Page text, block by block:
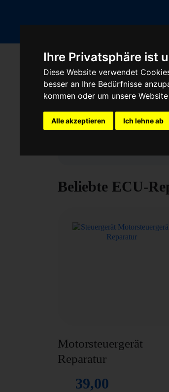
Ihre Privatsphäre ist
Diese Website verwendet
besser an Ihre Bedürfnisse
kommen oder um unsere
Alle akzeptieren Ich lehne ab
Beliebte ECU-
Motorsteuergerät
Reparatur
39,00